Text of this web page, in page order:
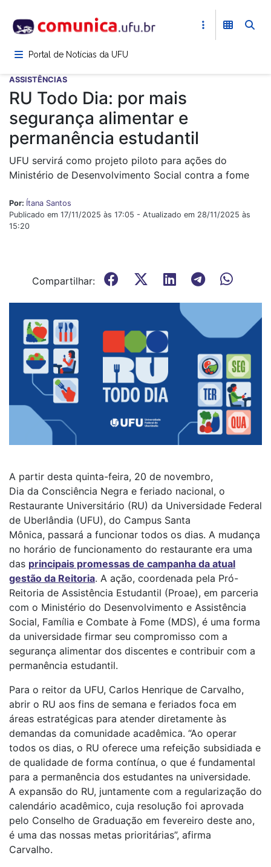
para
conteúdoPortal de Notícias da UFU
ASSISTÊNCIAS
RU Todo Dia: por mais
segurança alimentar e
permanência estudantil
UFU servirá como projeto piloto para ações do
Ministério de Desenvolvimento Social contra a fome
Por: Ítana Santos
Publicado em 17/11/2025 às 17:05 - Atualizado em 28/11/2025 às
15:20
Compartilhar:
A partir desta quinta-feira, 20 de novembro,
Dia da Consciência Negra e feriado nacional, o
Restaurante Universitário (RU) da Universidade Federal
de Uberlândia (UFU), do Campus Santa
Mônica, passará a funcionar todos os dias. A mudança
no horário de funcionamento do restaurante era uma
das principais promessas de campanha da atual
gestão da Reitoria. A ação, coordenada pela Pró-
Reitoria de Assistência Estudantil (Proae), em parceria
com o Ministério do Desenvolvimento e Assistência
Social, Família e Combate à Fome (MDS), é uma forma
da universidade firmar seu compromisso com a
segurança alimentar dos discentes e contribuir com a
permanência estudantil.
Para o reitor da UFU, Carlos Henrique de Carvalho,
abrir o RU aos fins de semana e feriados foca em
áreas estratégicas para atender diretamente às
demandas da comunidade acadêmica. “Ao operar
todos os dias, o RU oferece uma refeição subsidiada e
de qualidade de forma contínua, o que é fundamental
para a permanência dos estudantes na universidade.
A expansão do RU, juntamente com a regularização do
calendário acadêmico, cuja resolução foi aprovada
pelo Conselho de Graduação em fevereiro deste ano,
é uma das nossas metas prioritárias”, afirma
Carvalho.